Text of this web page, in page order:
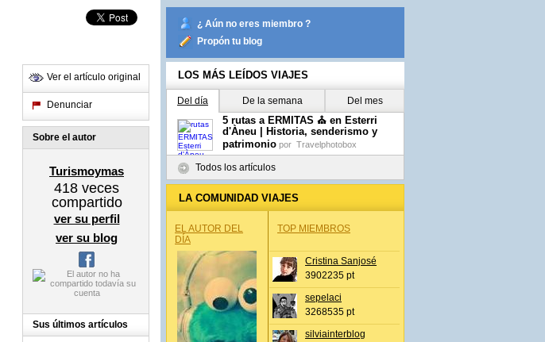
Ver el artículo original
Denunciar
Sobre el autor
Turismoymas
418 veces
compartido
ver su perfil
ver su blog
Sus últimos artículos
¿ Aún no eres miembro ?
Propón tu blog
LOS MÁS LEÍDOS VIAJES
Del día De la semana Del mes
5 rutas a ERMITAS ⛪ en Esterri
d'Àneu | Historia, senderismo y
patrimonio por Travelphotobox
Todos los artículos
LA COMUNIDAD VIAJES
EL AUTOR DEL
DÍA
TOP MIEMBROS
Cristina Sanjosé
3902235 pt
sepelaci
3268535 pt
silviainterblog